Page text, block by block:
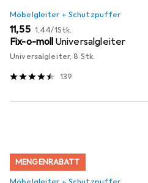
Möbelgleiter + Schutzpuffer
EUR
11,55 EUR
1,44/1Stk.
Fix-o-moll Universalgleiter
Universalgleiter, 8 Stk.
139
MENGENRABATT